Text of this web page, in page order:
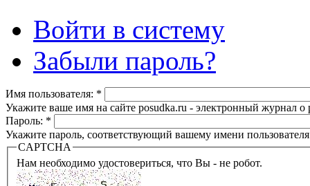
Войти в систему
Забыли пароль?
Имя пользователя: *
Укажите ваше имя на сайте posudka.ru - электронный журнал
Пароль: *
Укажите пароль, соответствующий вашему имени
CAPTCHA
Нам необходимо удостовериться, что Вы - не робот.